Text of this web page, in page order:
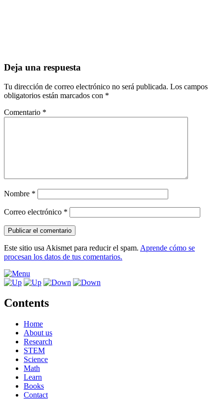
Deja una respuesta
Tu dirección de correo electrónico no será publicada. Los campos
obligatorios están marcados con *
Comentario *
Nombre *
Correo electrónico *
Este sitio usa Akismet para reducir el spam. Aprende cómo se
procesan los datos de tus comentarios.
Contents
Home
About us
Research
STEM
Science
Math
Learn
Books
Contact